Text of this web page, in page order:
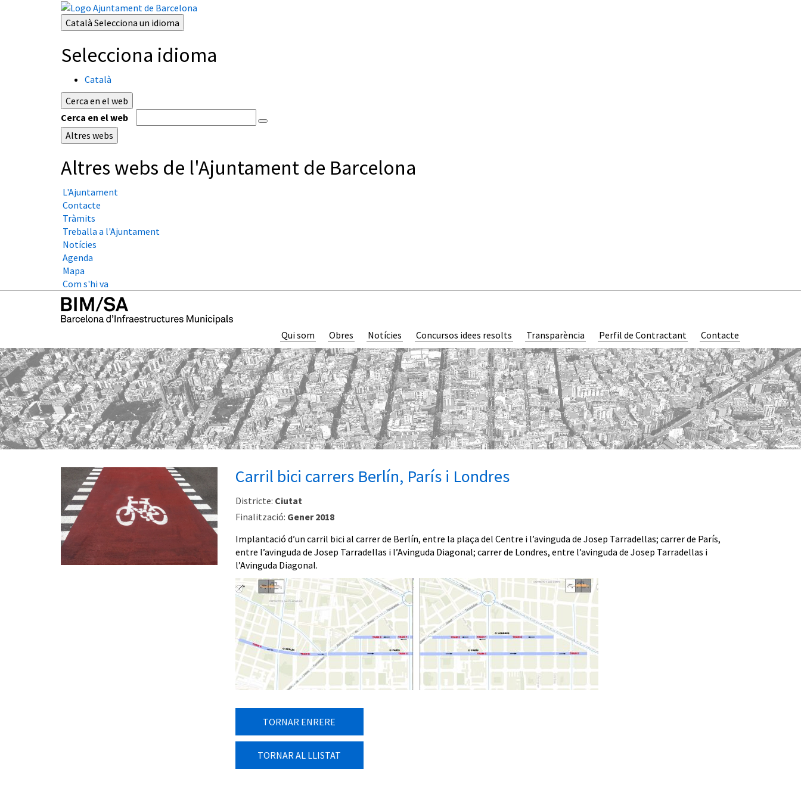
Català Selecciona un idioma
Selecciona idioma
Català
Cerca en el web
Cerca en el web
Altres webs
Altres webs de l'Ajuntament de Barcelona
L'Ajuntament
Contacte
Tràmits
Treballa a l'Ajuntament
Notícies
Agenda
Mapa
Com s'hi va
Qui som Obres Notícies Concursos idees resolts Transparència Perfil de Contractant Contacte
Carril bici carrers Berlín, París i Londres
Districte: Ciutat
Finalització: Gener 2018
Implantació d’un carril bici al carrer de Berlín, entre la plaça del Centre i l’avinguda de Josep Tarradellas; carrer de París,
entre l’avinguda de Josep Tarradellas i l’Avinguda Diagonal; carrer de Londres, entre l’avinguda de Josep Tarradellas i
l’Avinguda Diagonal.
TORNAR ENRERE
TORNAR AL LLISTAT